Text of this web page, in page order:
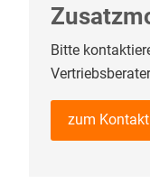
Bitte
zum Kontakt